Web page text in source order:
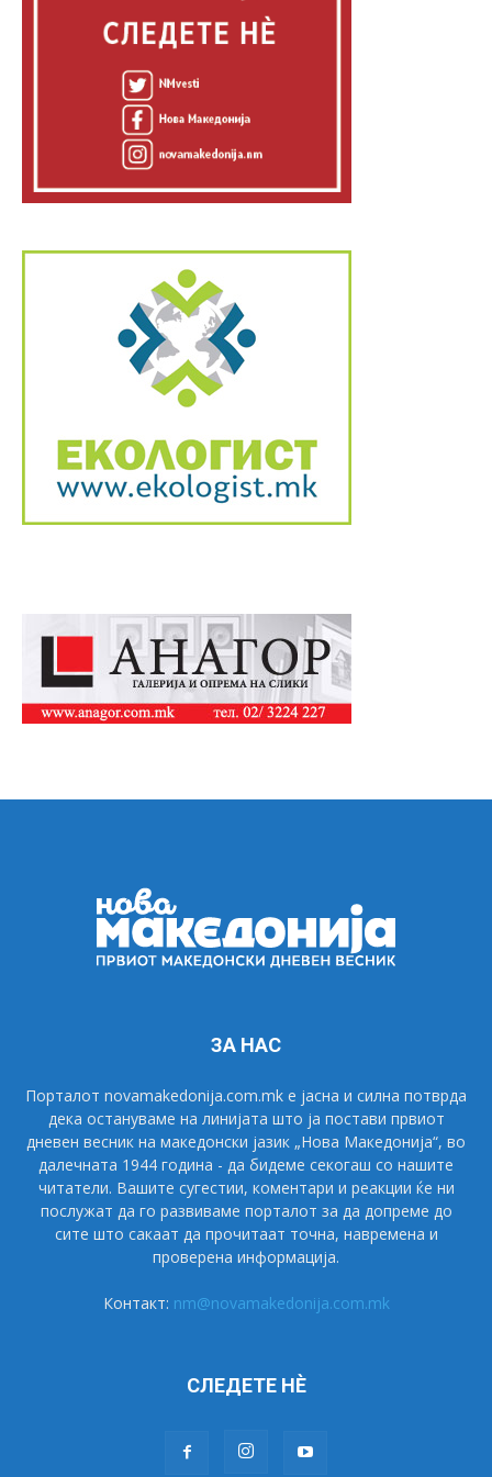
ЗА НАС
Порталот novamakedonija.com.mk е јасна и силна потврда
дека остануваме на линијата што ја постави првиот
дневен весник на македонски јазик „Нова Македонија“, во
далечната 1944 година - да бидеме секогаш со нашите
читатели. Вашите сугестии, коментари и реакции ќе ни
послужат да го развиваме порталот за да допреме до
сите што сакаат да прочитаат точна, навремена и
проверена информација.
Контакт: nm@novamakedonija.com.mk
СЛЕДЕТЕ НÈ